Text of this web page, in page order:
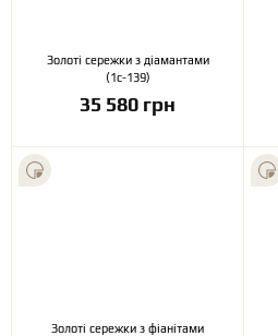
Золоті сережки з діамантами
(1с-139)
35 580 грн
Золоті сережки з фіанітами